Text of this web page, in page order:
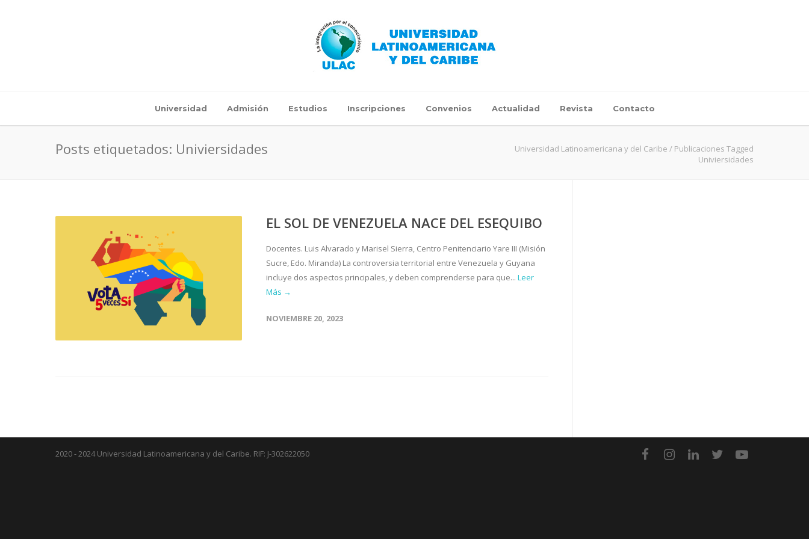
Universidad Admisión Estudios Inscripciones Convenios Actualidad Revista Contacto
Posts etiquetados: Univiersidades Universidad Latinoamericana y del Caribe / Publicaciones Tagged
Univiersidades
EL SOL DE VENEZUELA NACE DEL ESEQUIBO
Docentes. Luis Alvarado y Marisel Sierra, Centro Penitenciario Yare III (Misión
Sucre, Edo. Miranda) La controversia territorial entre Venezuela y Guyana
incluye dos aspectos principales, y deben comprenderse para que... Leer
Más →
NOVIEMBRE 20, 2023
2020 - 2024 Universidad Latinoamericana y del Caribe. RIF: J-302622050